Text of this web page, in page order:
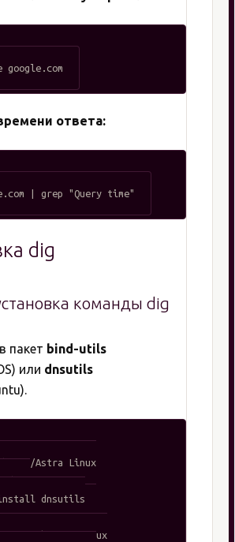
ответа:
dig
команды dig
пакет bind-utils
или dnsutils
Astra Linux
dnsutils
Rocky/AlmaLinux